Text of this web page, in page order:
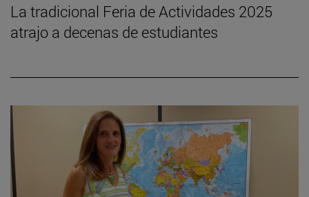
La tradicional Feria de Actividades 2025
atrajo a decenas de estudiantes